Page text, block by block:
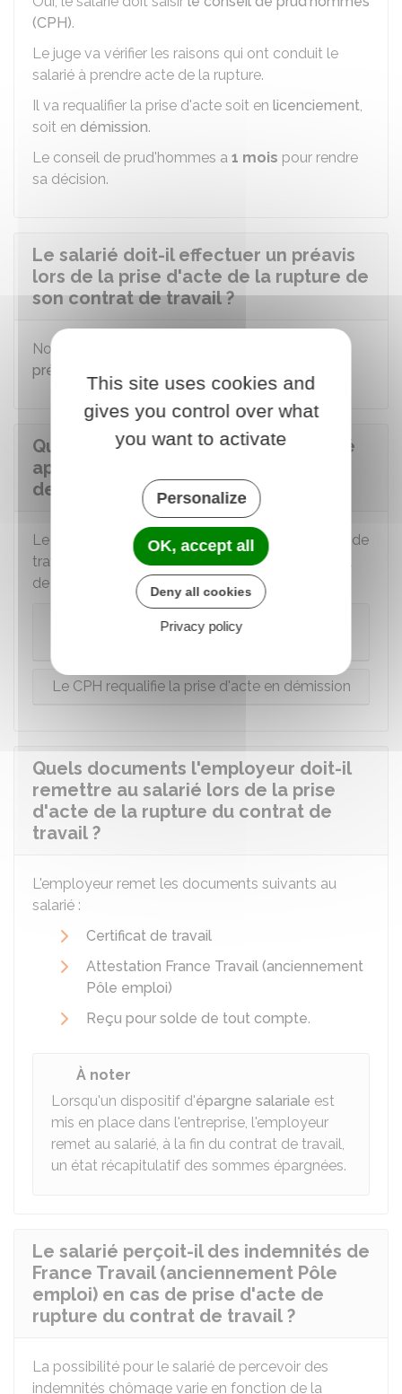
(CPH).
Le juge va vérifier les raisons qui ont conduit le
salarié à prendre acte de la rupture.
Il va requalifier la prise d'acte soit en licenciement,
soit en démission.
Le conseil de prud'hommes a 1 mois pour rendre
sa décision.
Le salarié doit-il effectuer un préavis
lors de la prise d'acte de la rupture de
son contrat de travail ?
Non, le salarié n'est pas obligé d'effectuer un
préavis
Quelles indemnités perçoit le salarié
après une prise d'acte de la rupture
de son contrat de travail ?
Le paiement d'indemnités de rupture du contrat de
travail varie en fonction de la décision du conseil
de prud'hommes (CPH) :
Le CPH requalifie la prise d'acte en
Le CPH requalifie la prise d'acte en démission
Quels documents l'employeur doit-il
remettre au salarié lors de la prise
d'acte de la rupture du contrat de
travail ?
L'employeur remet les documents suivants au
salarié :
Certificat de travail
Attestation France Travail (anciennement
Pôle emploi)
Reçu pour solde de tout compte.
À noter
Lorsqu'un dispositif d'épargne salariale est
mis en place dans l'entreprise, l'employeur
remet au salarié, à la fin du contrat de travail,
un état récapitulatif des sommes épargnées.
Le salarié perçoit-il des indemnités de
France Travail (anciennement Pôle
emploi) en cas de prise d'acte de
rupture du contrat de travail ?
La possibilité pour le salarié de percevoir des
indemnités chômage varie en fonction de la
This site uses cookies and
gives you control over what
you want to activate
Personalize
OK, accept all
Deny all cookies
Privacy policy